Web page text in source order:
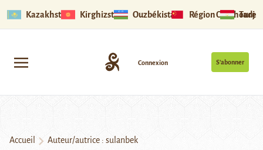
Kazakhstan Kirghizstan Ouzbékistan Région Ouïghoure
S’abonner
Connexion
Accueil Auteur/autrice : sulanbek